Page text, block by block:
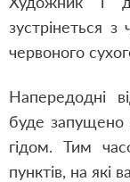
зустрінеться
червоного
Напередодні
буде запущено
гідом. Тим
пунктів, на які